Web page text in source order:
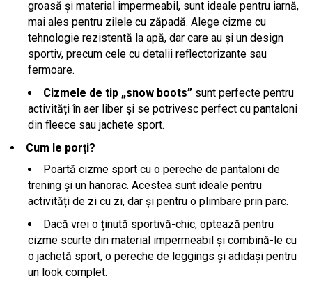
groasă și material impermeabil, sunt ideale pentru iarnă,
mai ales pentru zilele cu zăpadă. Alege cizme cu
tehnologie rezistentă la apă, dar care au și un design
sportiv, precum cele cu detalii reflectorizante sau
fermoare.
Cizmele de tip „snow boots” sunt perfecte pentru
activități în aer liber și se potrivesc perfect cu pantaloni
din fleece sau jachete sport.
Cum le porți?
Poartă cizme sport cu o pereche de pantaloni de
trening și un hanorac. Acestea sunt ideale pentru
activități de zi cu zi, dar și pentru o plimbare prin parc.
Dacă vrei o ținută sportivă-chic, optează pentru
cizme scurte din material impermeabil și combină-le cu
o jachetă sport, o pereche de leggings și adidași pentru
un look complet.